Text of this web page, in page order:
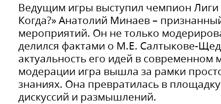
Ведущим игры выступил чемпион Лиги
Когда?» Анатолий Минаев –
мероприятий. Он не только
делился фактами о М.Е. Салтыкове-
актуальность его идей в современном
модерации игра вышла за рамки
знаниях. Она превратилась в
дискуссий и размышлений.